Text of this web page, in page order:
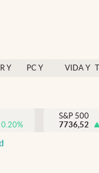
Y
PC Y
VIDA Y
México
0.20%
S&P 500
7736,52